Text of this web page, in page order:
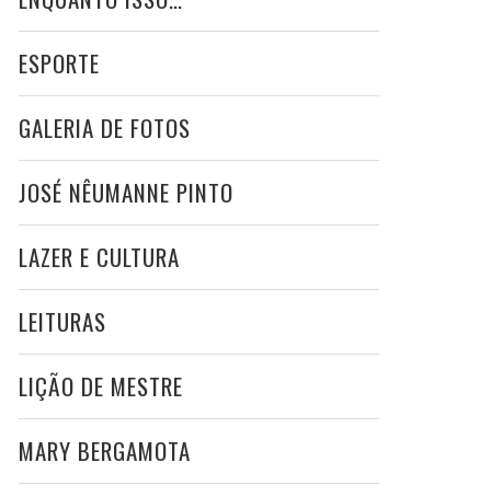
ESPORTE
GALERIA DE FOTOS
JOSÉ NÊUMANNE PINTO
LAZER E CULTURA
LEITURAS
LIÇÃO DE MESTRE
MARY BERGAMOTA